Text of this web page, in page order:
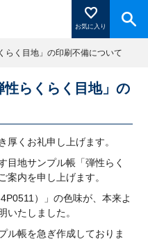
お気に入り
登録」を押すと登録した
らく目地」の印刷不備について
性らくらく目地」の
厚くお礼申し上げます。
目地サンプル帳「弾性らく
案内を申し上げます。
）」の色味が、本来よ
いたしました。
ル帳を急ぎ作成しておりま